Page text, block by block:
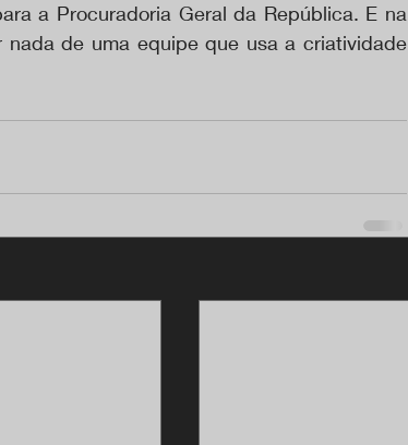
a Procuradoria Geral da República. E na
de uma equipe que usa a criatividade